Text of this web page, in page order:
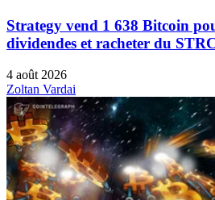
Strategy vend 1 638 Bitcoin
dividendes et racheter du
4 août 2026
Zoltan Vardai